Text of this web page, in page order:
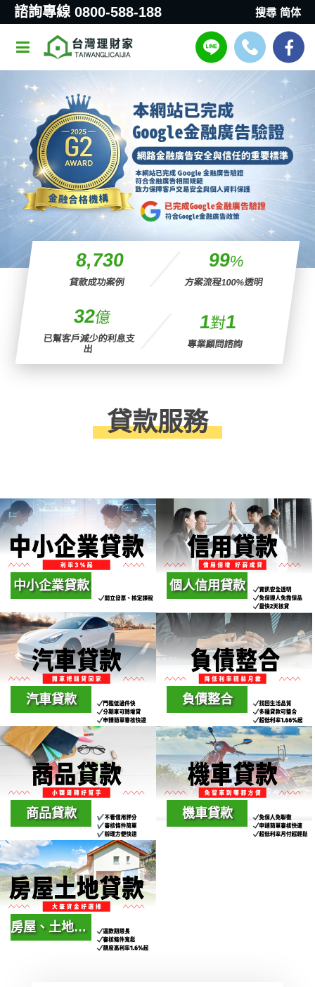
諮詢專線 0800-588-188 搜尋 简体
8,742
貸款成功案例
99%
方案流程100%透明
33億
已幫客戶減少的利息支
出
1對1
專業顧問諮詢
貸款服務
中小企業貸款
針對各公司行號、企業負
責人，特別規劃之專屬方
案
個人信用貸款
個人條件即可申請，免保
證人、免擔保品，手續簡
便，最快2天核貸+24小時
內撥款
汽車貸款
汽車貸款是根據您的車輛
狀況，信用狀況，還款能
力綜合評估後，不管新車
或是中古車，都可以提供
一筆資金協助你
負債整合
協助債務人信用卡、信
貸、房貸、車貸以及身上
所有的高利率負債等債務
整合為單一筆款項並降低
負擔
商品貸款
小白、協商、信用瑕疵也
可以辦理!!
機車貸款
房屋、土地貸款